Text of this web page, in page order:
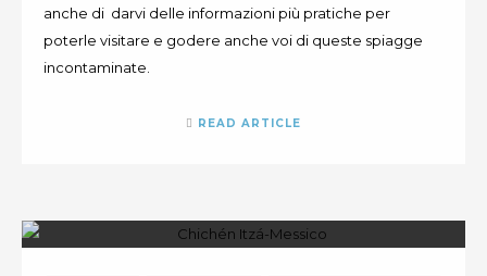
anche di darvi delle informazioni più pratiche per
poterle visitare e godere anche voi di queste spiagge
incontaminate.
READ ARTICLE